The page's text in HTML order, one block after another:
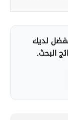
لديك
البحث.